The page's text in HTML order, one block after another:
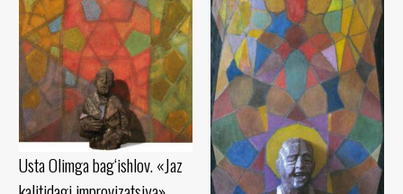
Usta Olimga bag‘ishlov. «Jaz